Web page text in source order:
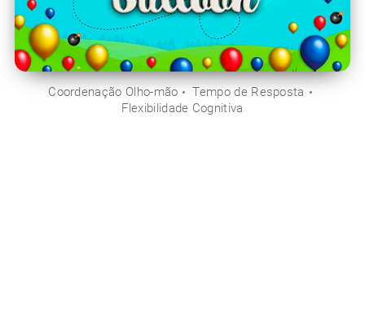
Coordenação Olho-mão
Tempo de Resposta
Flexibilidade Cognitiva